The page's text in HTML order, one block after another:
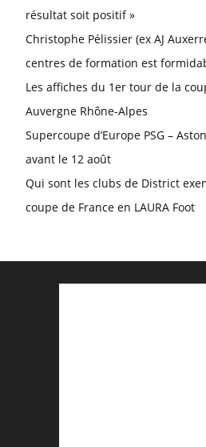
résultat soit positif »
Christophe Pélissier (ex AJ
centres de formation est
Les affiches du 1er tour de la
Auvergne Rhône-Alpes
Supercoupe d’Europe PSG –
avant le 12 août
Qui sont les clubs de District
coupe de France en LAURA Foot